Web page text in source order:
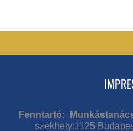
Fenntartó:
székhely:1125